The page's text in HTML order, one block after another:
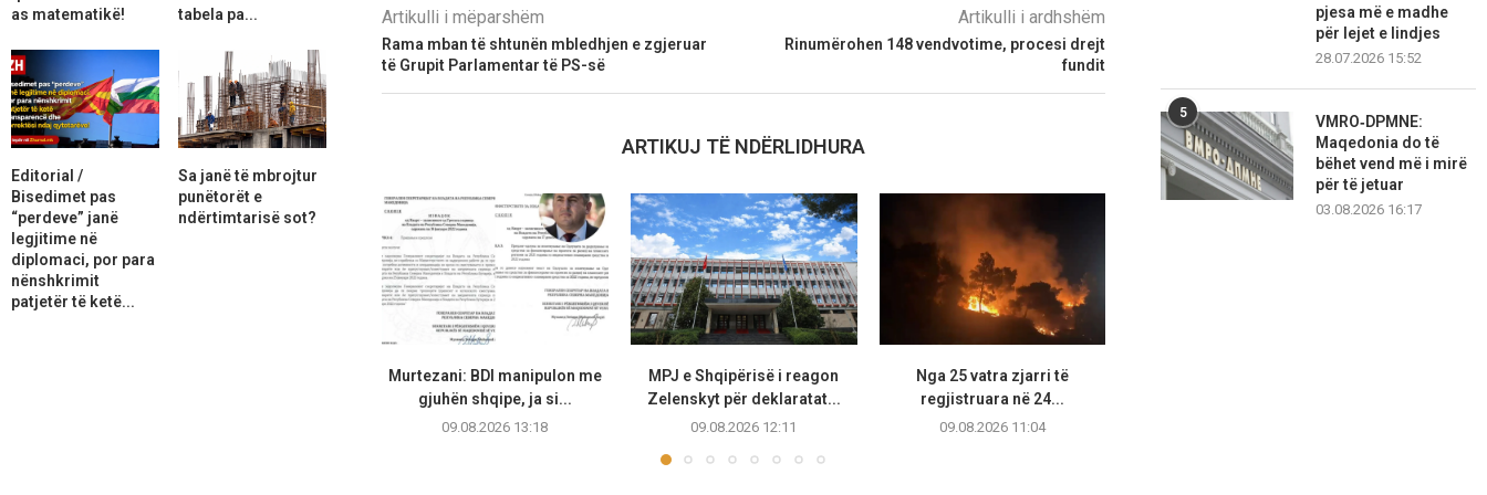
Artikulli i mëparshëm
Rama mban të shtunën mbledhjen e zgjeruar
të Grupit Parlamentar të PS-së
Artikulli i ardhshëm
Rinumërohen 148 vendvotime, procesi drejt
fundit
ARTIKUJ TË NDËRLIDHURA
Murtezani: BDI manipulon me
gjuhën shqipe, ja si...
09.08.2026 13:18
MPJ e Shqipërisë i reagon
Zelenskyt për deklaratat...
09.08.2026 12:11
Nga 25 vatra zjarri të
regjistruara në 24...
09.08.2026 11:04
pjesa më e madhe
për lejet e lindjes
28.07.2026 15:52
5
VMRO‑DPMNE:
Maqedonia do të
bëhet vend më i mirë
për të jetuar
03.08.2026 16:17
as matematikë!
tabela pa...
Editorial /
Bisedimet pas
“perdeve” janë
legjitime në
diplomaci, por para
nënshkrimit
patjetër të ketë...
Sa janë të mbrojtur
punëtorët e
ndërtimtarisë sot?